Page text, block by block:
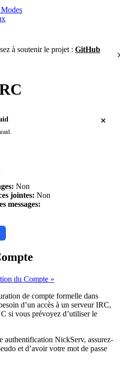
à soutenir le projet : GitHub
Non
jointes: Non
messages:
du Compte »
de compte formelle dans
d’un accès à un serveur IRC,
si vous prévoyez d’utiliser le
authentification NickServ, assurez-
et d’avoir votre mot de passe